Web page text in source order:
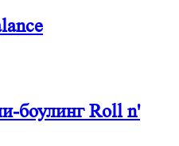
боулинг Roll n'